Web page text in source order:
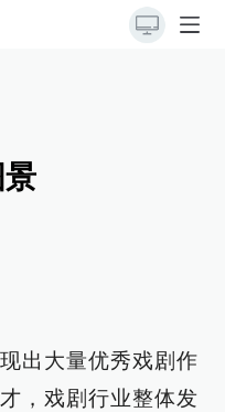
出大量优秀戏剧作
，戏剧行业整体发